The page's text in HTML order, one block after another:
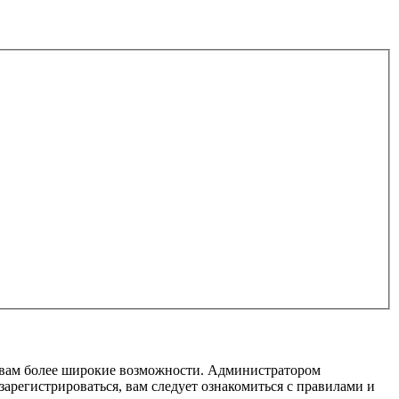
более широкие возможности. Администратором
вам следует ознакомиться с правилами и